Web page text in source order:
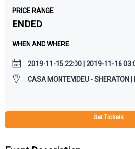
PRICE RANGE
ENDED
WHEN AND WHERE
2019-11-15 22:00 | 2019-11-16
CASA MONTEVIDEU - SHERATON |
Get Tickets